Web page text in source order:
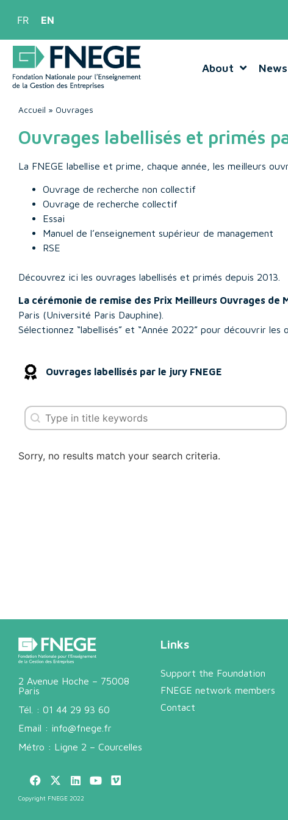
FR EN
About News
Accueil » Ouvrages
Ouvrages labellisés et primés
La FNEGE labellise et prime, chaque année, les meilleurs
Ouvrage de recherche non collectif
Ouvrage de recherche collectif
Essai
Manuel de l’enseignement supérieur de management
RSE
Découvrez ici les ouvrages labellisés et primés depuis 2013.
La cérémonie de remise des Prix Meilleurs Ouvrages de
Paris (Université Paris Dauphine).
Sélectionnez “labellisés” et “Année 2022” pour découvrir les
Ouvrages labellisés par le jury FNEGE
Search
Sorry, no results match your search criteria.
2 Avenue Hoche – 75008
Paris
Tél. : 01 44 29 93 60
Email : info@fnege.fr
Métro : Ligne 2 – Courcelles
Copyright FNEGE 2022
Links
Support the Foundation
FNEGE network members
Contact